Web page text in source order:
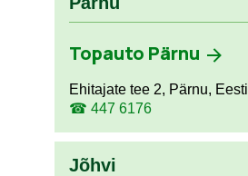
Topauto Pärnu
Ehitajate tee 2, Pärnu, Eesti
☎ 447 6176
Jõhvi